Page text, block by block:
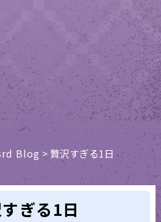
Blog > 贅沢すぎる1日
ぎる1日